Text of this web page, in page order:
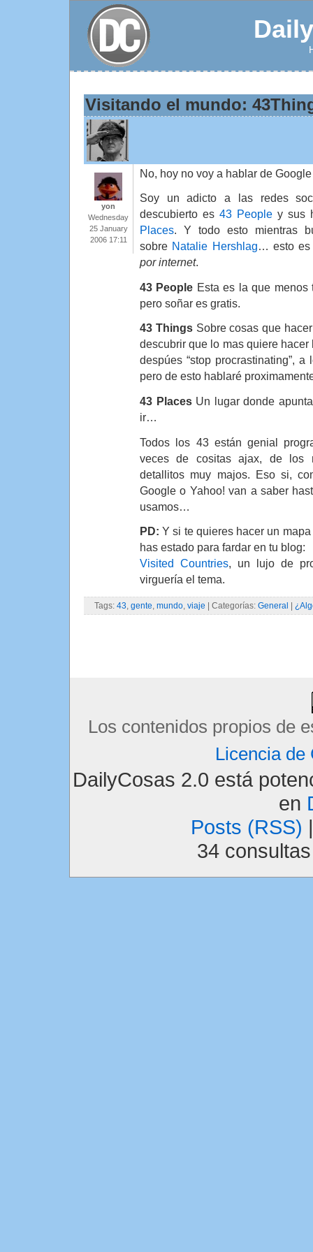
Visitando el mundo:
yon
Wednesday
25 January
2006 17:11
No, hoy no voy a hablar de
Soy un adicto a las redes
descubierto es 43 People y sus
Places. Y todo esto mientras
sobre Natalie Hershlag… esto
por internet.
43 People Esta es la que
pero soñar es gratis.
43 ThingsSobre cosas que
descubrir que lo mas quiere
despúes “stop procrastinating”,
pero de esto hablaré
43 PlacesUn lugar donde
ir…
Todos los 43 están genial
veces de cositas ajax, de los
detallitos muy majos. Eso si,
Google o Yahoo! van a saber
usamos…
PD: Y si te quieres hacer un
has estado para fardar en tu blog:
Visited Countries, un lujo de
virguería el tema.
Tags: 43 gente mundo viaje | Categorías: General |
Los contenidos propios de
Licencia de
DailyCosas 2.0 está
en
Posts (RSS)
34